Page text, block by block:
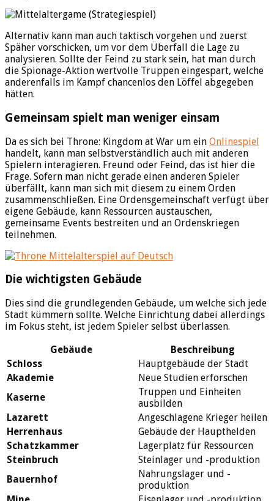
Alternativ kann man auch taktisch vorgehen und zuerst
Späher vorschicken, um vor dem Überfall die Lage zu
analysieren. Sollte der Feind zu stark sein, hat man durch
die Spionage-Aktion wertvolle Truppen eingespart, welche
anderenfalls im Kampf chancenlos den Löffel abgegeben
hätten.
Gemeinsam spielt man weniger einsam
Da es sich bei Throne: Kingdom at War um ein Onlinespiel
handelt, kann man selbstverständlich auch mit anderen
Spielern interagieren. Freund oder Feind, das ist hier die
Frage. Sofern man nicht gerade einen anderen Spieler
überfällt, kann man sich mit diesem zu einem Orden
zusammenschließen. Eine Ordensgemeinschaft verfügt über
eigene Gebäude, kann Ressourcen austauschen,
gemeinsame Events bestreiten und an Ordenskriegen
teilnehmen.
Die wichtigsten Gebäude
Dies sind die grundlegenden Gebäude, um welche sich jede
Stadt kümmern sollte. Welche Einrichtung dabei allerdings
im Fokus steht, ist jedem Spieler selbst überlassen.
Gebäude
Beschreibung
Schloss
Hauptgebäude der Stadt
Akademie
Neue Studien erforschen
Kaserne
Truppen und Einheiten
ausbilden
Lazarett
Angeschlagene Krieger heilen
Herrenhaus
Gebäude der Haupthelden
Schatzkammer
Lagerplatz für Ressourcen
Steinbruch
Steinlager und -produktion
Bauernhof
Nahrungslager und -
produktion